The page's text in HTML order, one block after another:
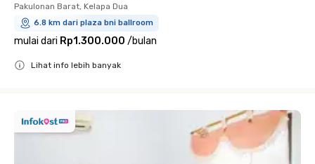
Pakulonan Barat, Kelapa Dua
6.8 km dari plaza bni ballroom
mulai dari Rp1.300.000 /bulan
Lihat info lebih banyak